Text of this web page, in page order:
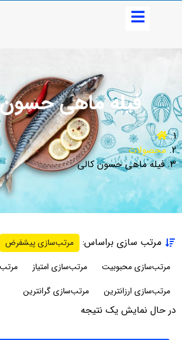
فیله ماهی
محصولات
فیله ماهی حسون کالی
در حال نمایش یک نتیجه
مرتب سازی براساس:
مرتب‌سازی پیشفرض
مرتب‌سازی محبوبیت
مرتب‌سازی امتیاز
مرتب‌سازی ارزانترین
مرتب‌سازی گرانترین